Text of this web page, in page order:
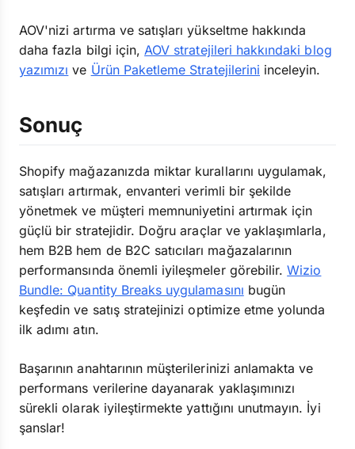
AOV'nizi artırma ve satışları yükseltme hakkında
daha fazla bilgi için,AOV stratejileri hakkındaki blog
yazımızı ve Ürün Paketleme Stratejilerini inceleyin.
Sonuç
Shopify mağazanızda miktar kurallarını uygulamak,
satışları artırmak, envanteri verimli bir şekilde
yönetmek ve müşteri memnuniyetini artırmak için
güçlü bir stratejidir. Doğru araçlar ve yaklaşımlarla,
hem B2B hem de B2C satıcıları mağazalarının
performansında önemli iyileşmeler görebilir.Wizio
Bundle: Quantity Breaks uygulamasını bugün
keşfedin ve satış stratejinizi optimize etme yolunda
ilk adımı atın.
Başarının anahtarının müşterilerinizi anlamakta ve
performans verilerine dayanarak yaklaşımınızı
sürekli olarak iyileştirmekte yattığını unutmayın. İyi
şanslar!